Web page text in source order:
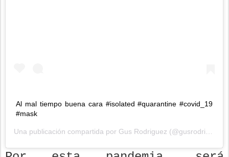
Al mal tiempo buena cara #isolated #quarantine #covid_19
#mask
Una publicación compartida por Gus Rodriguez (@gusrodriguez) el